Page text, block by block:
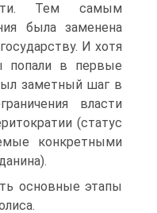
Тем самым
была заменена
И хотя
попали в пер­вые
заметный шаг в
власти
(статус
конкретными
основные этапы